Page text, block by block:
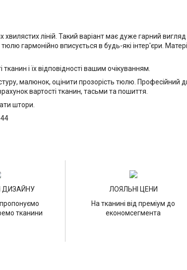
ліній. Такий варіант має дуже гарний
гармонійно вписується в будь-які інтер'єри.
і їх відповідності вашим очікуванням.
малюнок, оцінити прозорість тюлю.
вартості тканин, тасьми та пошиття.
штори.
ДИЗАЙНУ
тканини
ЛОЯЛЬНІ ЦЕНИ
На тканині від преміум до
економсегмента